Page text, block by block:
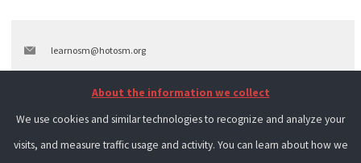
learnosm@hotosm.org
OfficialHOT OSMlearning materials
About the information we collect
We use cookies and similar technologies to recognize and analyze your
visits, and measure traffic usage and activity. You can learn about how we